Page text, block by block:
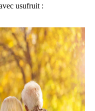
usufruit :